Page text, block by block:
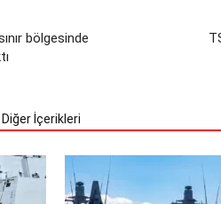
bölgesinde
Diğer İçerikleri